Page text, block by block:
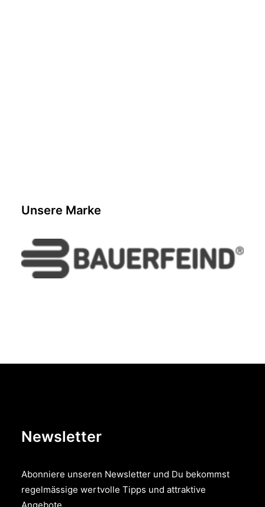
Unsere Marke
Newsletter
Abonniere unseren Newsletter und Du bekommst
regelmässige wertvolle Tipps und attraktive